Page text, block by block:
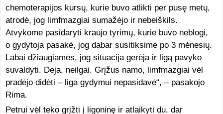
chemoterapijos kursų, kurie buvo atlikti per pusę metų,
atrodė, jog limfmazgiai sumažėjo ir nebeiškils.
Atvykome pasidaryti kraujo tyrimų, kurie buvo neblogi,
o gydytoja pasakė, jog dabar susitiksime po 3 mėnesių.
Labai džiaugiamės, jog situacija gerėja ir ligą pavyko
suvaldyti. Deja, neilgai. Grįžus namo, limfmazgiai vėl
pradėjo didėti – liga gydymui nepasidavė“, – pasakojo
Rima.
Petrui vėl teko grįžti į ligoninę ir atlaikyti du, dar